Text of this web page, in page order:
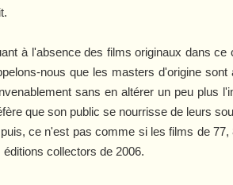
à l'absence des films originaux dans ce
nous que les masters d'origine
sans en altérer un peu plus
que son public se nourrisse de leurs
ce n'est pas comme si les films de
éditions collectors de 2006.